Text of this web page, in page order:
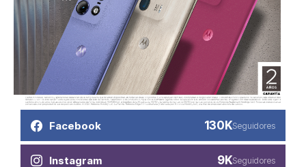
Facebook 130KSeguidores
Instagram 9KSeguidores